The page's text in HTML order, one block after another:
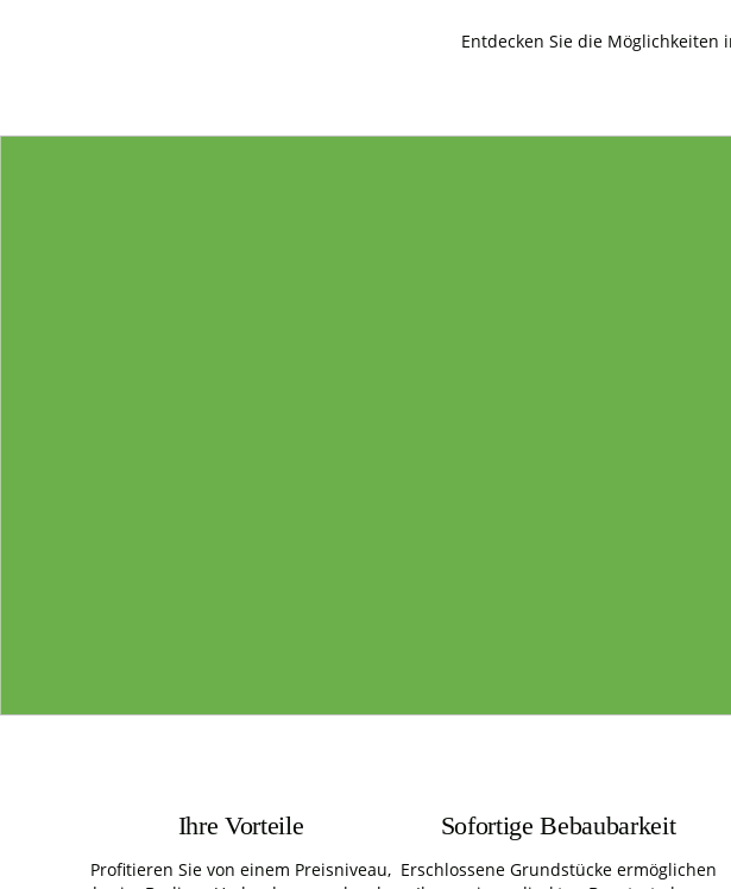
Entdecken Sie die Möglichkeiten
Ihre Vorteile
Profitieren Sie von einem Preisniveau,
Sofortige Bebaubarkeit
Erschlossene Grundstücke ermöglichen